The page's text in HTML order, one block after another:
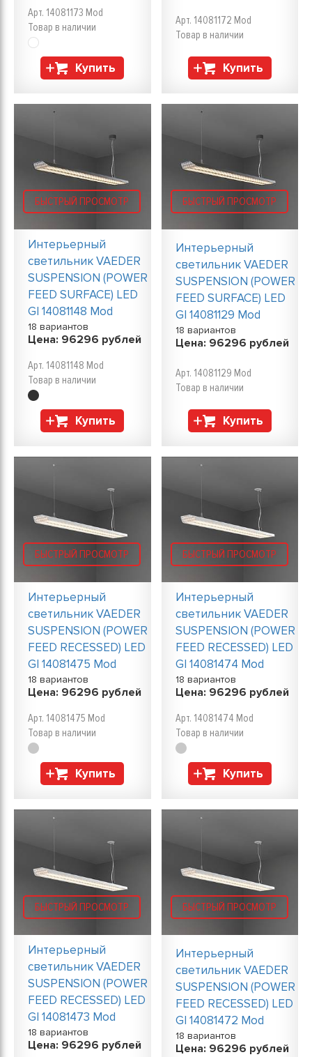
Арт. 14081173 Mod
Товар в наличии
Купить
Арт. 14081172 Mod
Товар в наличии
Купить
БЫСТРЫЙ ПРОСМОТР
Интерьерный
светильник VAEDER
SUSPENSION (POWER
FEED SURFACE) LED
GI 14081148 Mod
18 вариантов
Цена: 96296 рублей
Арт. 14081148 Mod
Товар в наличии
Купить
БЫСТРЫЙ ПРОСМОТР
Интерьерный
светильник VAEDER
SUSPENSION (POWER
FEED SURFACE) LED
GI 14081129 Mod
18 вариантов
Цена: 96296 рублей
Арт. 14081129 Mod
Товар в наличии
Купить
БЫСТРЫЙ ПРОСМОТР
Интерьерный
светильник VAEDER
SUSPENSION (POWER
FEED RECESSED) LED
GI 14081475 Mod
18 вариантов
Цена: 96296 рублей
Арт. 14081475 Mod
Товар в наличии
Купить
БЫСТРЫЙ ПРОСМОТР
Интерьерный
светильник VAEDER
SUSPENSION (POWER
FEED RECESSED) LED
GI 14081474 Mod
18 вариантов
Цена: 96296 рублей
Арт. 14081474 Mod
Товар в наличии
Купить
БЫСТРЫЙ ПРОСМОТР
Интерьерный
светильник VAEDER
SUSPENSION (POWER
FEED RECESSED) LED
GI 14081473 Mod
18 вариантов
Цена: 96296 рублей
БЫСТРЫЙ ПРОСМОТР
Интерьерный
светильник VAEDER
SUSPENSION (POWER
FEED RECESSED) LED
GI 14081472 Mod
18 вариантов
Цена: 96296 рублей